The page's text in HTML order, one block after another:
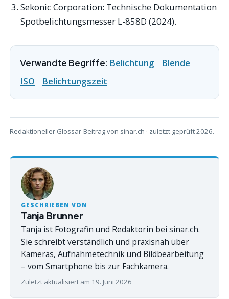
Sekonic Corporation: Technische Dokumentation
Spotbelichtungsmesser L-858D (2024).
Verwandte Begriffe: Belichtung
Blende
ISO
Belichtungszeit
Redaktioneller Glossar-Beitrag von sinar.ch · zuletzt geprüft 2026.
GESCHRIEBEN VON
Tanja Brunner
Tanja ist Fotografin und Redaktorin bei sinar.ch.
Sie schreibt verständlich und praxisnah über
Kameras, Aufnahmetechnik und Bildbearbeitung
– vom Smartphone bis zur Fachkamera.
Zuletzt aktualisiert am 19. Juni 2026